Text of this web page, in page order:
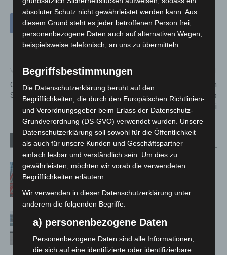
Vorheriger Artikel
Guter Abschluss für das
Schützenfest Hannover
Polizei warnt vor Engpässen
auf dem Messeschnellweg ab
dem 11. Juli
Verwandte Artikel Mehr vom Autor
A2: Zweite Turbobaustelle startet
zwischen Hannover-West und
Bothfeld
Niedersachsen: Feuerwehrkräfte
kehren nach Waldbrandeinsatz aus
Spanien zurück
absoluter Schutz nicht gewährleistet werden kann. Aus
diesem Grund steht es jeder betroffenen Person frei,
personenbezogene Daten auch auf alternativen Wegen,
beispielsweise telefonisch, an uns zu übermitteln.
Begriffsbestimmungen
Die Datenschutzerklärung beruht auf den
Begrifflichkeiten, die durch den Europäischen Richtlinien-
und Verordnungsgeber beim Erlass der Datenschutz-
Grundverordnung (DS-GVO) verwendet wurden. Unsere
Datenschutzerklärung soll sowohl für die Öffentlichkeit
als auch für unsere Kunden und Geschäftspartner
einfach lesbar und verständlich sein. Um dies zu
gewährleisten, möchten wir vorab die verwendeten
Begrifflichkeiten erläutern.
Wir verwenden in dieser Datenschutzerklärung unter
anderem die folgenden Begriffe:
a) personenbezogene Daten
Personenbezogene Daten sind alle Informationen,
die sich auf eine identifizierte oder identifizierbare